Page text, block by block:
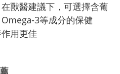
獸醫建議下，可選擇含葡
3等成分的保健
用更佳